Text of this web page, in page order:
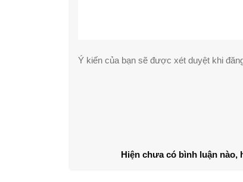
Ý kiến của bạn sẽ được xét duyệt khi
Hiện chưa có bình luận